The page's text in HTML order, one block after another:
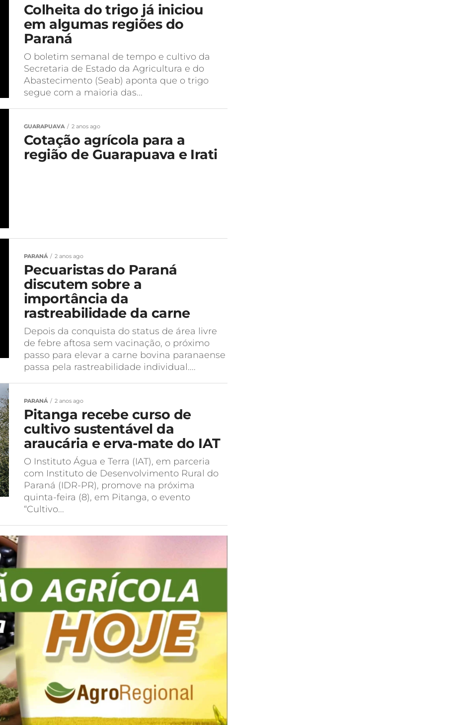
Colheita do trigo já iniciou
em algumas regiões do
Paraná
O boletim semanal de tempo e cultivo da
Secretaria de Estado da Agricultura e do
Abastecimento (Seab) aponta que o trigo
segue com a maioria das...
GUARAPUAVA 2 anos ago
Cotação agrícola para a
região de Guarapuava e Irati
PARANÁ 2 anos ago
Pecuaristas do Paraná
discutem sobre a
importância da
rastreabilidade da carne
Depois da conquista do status de área livre
de febre aftosa sem vacinação, o próximo
passo para elevar a carne bovina paranaense
passa pela rastreabilidade individual....
PARANÁ 2 anos ago
Pitanga recebe curso de
cultivo sustentável da
araucária e erva-mate do IAT
O Instituto Água e Terra (IAT), em parceria
com Instituto de Desenvolvimento Rural do
Paraná (IDR-PR), promove na próxima
quinta-feira (8), em Pitanga, o evento
“Cultivo...